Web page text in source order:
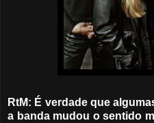
RtM: É verdade que
a banda mudou o sentido